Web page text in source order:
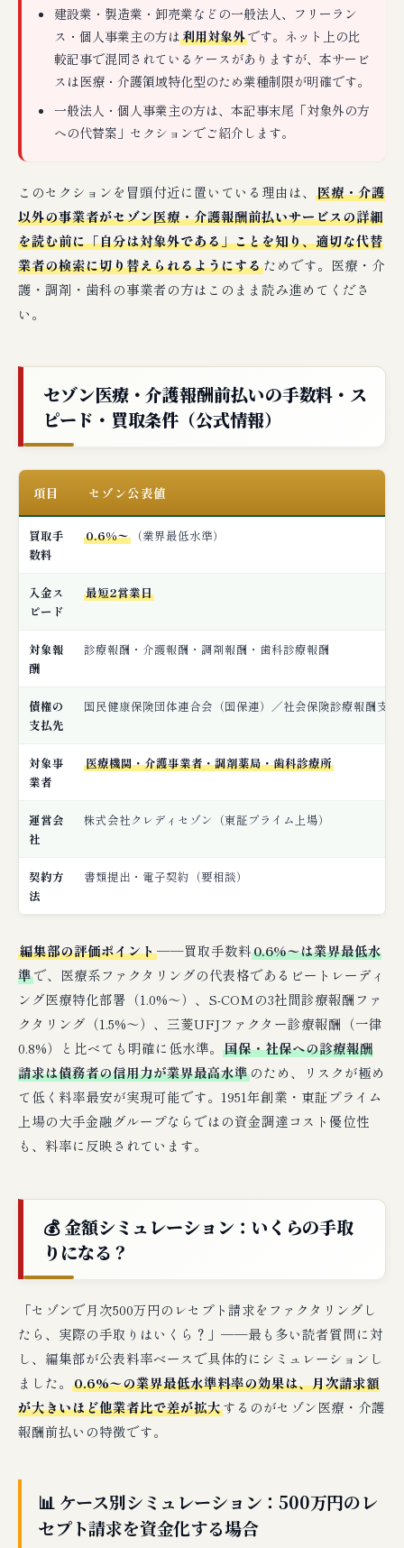
建設業・製造業・卸売業などの一般法人、フリーラン
ス・個人事業主の方は利用対象外です。ネット上の比
較記事で混同されているケースがありますが、本サービ
スは医療・介護領域特化型のため業種制限が明確です。
一般法人・個人事業主の方は、本記事末尾「対象外の方
への代替案」セクションでご紹介します。
このセクションを冒頭付近に置いている理由は、 医療・介護
以外の事業者がセゾン医療・介護報酬前払いサービスの詳細
を読む前に「自分は対象外である」ことを知り、適切な代替
業者の検索に切り替えられるようにするためです。医療・介
護・調剤・歯科の事業者の方はこのまま読み進めてくださ
い。
セゾン医療・介護報酬前払いの手数料・ス
ピード・買取条件（公式情報）
項目 セゾン公表値
買取手
数料
0.6%〜 （業界最低水準）
入金ス
ピード
最短2営業日
対象報
酬
診療報酬・介護報酬・調剤報酬・歯科診療報酬
債権の
支払先
国民健康保険団体連合会（国保連）／社会保険診療報酬支
対象事
業者
医療機関・介護事業者・調剤薬局・歯科診療所
運営会
社
株式会社クレディセゾン（東証プライム上場）
契約方
法
書類提出・電子契約（要相談）
編集部の評価ポイント──買取手数料0.6%〜は業界最低水
準で、医療系ファクタリングの代表格であるビートレーディ
ング医療特化部署（1.0%〜）、S-COMの3社間診療報酬ファ
クタリング（1.5%〜）、三菱UFJファクター診療報酬（一律
0.8%）と比べても明確に低水準。 国保・社保への診療報酬
請求は債務者の信用力が業界最高水準のため、リスクが極め
て低く料率最安が実現可能です。1951年創業・東証プライム
上場の大手金融グループならではの資金調達コスト優位性
も、料率に反映されています。
💰 金額シミュレーション：いくらの手取
りになる？
「セゾンで月次500万円のレセプト請求をファクタリングし
たら、実際の手取りはいくら？」──最も多い読者質問に対
し、編集部が公表料率ベースで具体的にシミュレーションし
ました。 0.6%〜の業界最低水準料率の効果は、月次請求額
が大きいほど他業者比で差が拡大するのがセゾン医療・介護
報酬前払いの特徴です。
📊 ケース別シミュレーション：500万円のレ
セプト請求を資金化する場合